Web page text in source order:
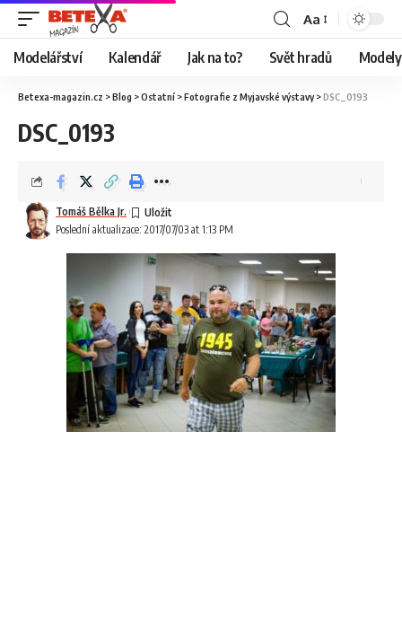
Aa
Modelářství Kalendář Jak na to? Svět hradů
Betexa-magazin.cz >Blog >Ostatní >Fotografie z Myjavské výstavy>DSC_0193
DSC_0193
Poslední aktualizace: 2017/07/03 at 1:13 PM
Tomáš Bělka Jr.